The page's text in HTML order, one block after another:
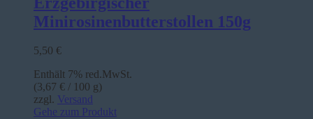
Minirosinenbutterstollen 150g
5,50 €
Enthält 7% red.MwSt.
(3,67 € / 100 g)
zzgl. Versand
Gehe zum Produkt